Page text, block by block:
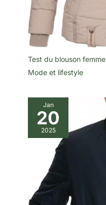
Test du blouson
Mode et lifestyle
Jan
20
2025